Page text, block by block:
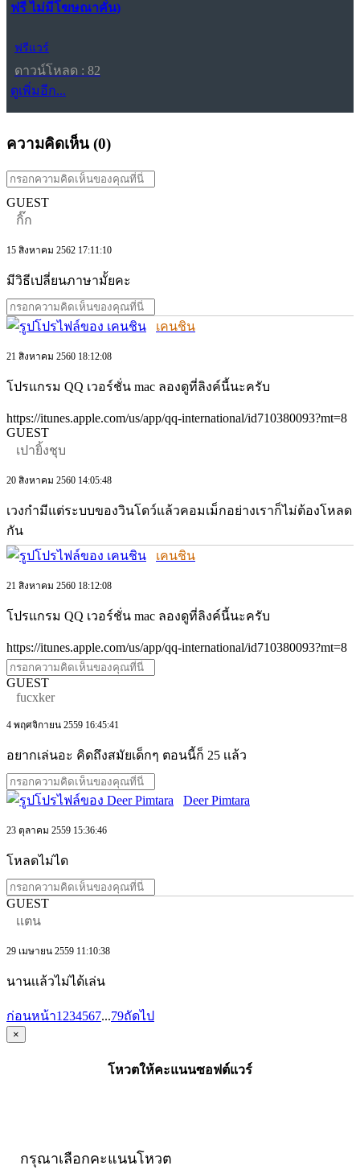
ฟรี ไม่มีโฆษณาคั่น)
ฟรีแวร์
ดาวน์โหลด : 82
ดูเพิ่มอีก...
ความคิดเห็น (0)
GUEST
กิ๊ก
15 สิงหาคม 2562 17:11:10
มีวิธีเปลี่ยนภาษามั้ยคะ
เคนชิน
21 สิงหาคม 2560 18:12:08
โปรแกรม QQ เวอร์ชั่น mac ลองดูที่ลิงค์นี้นะครับ
https://itunes.apple.com/us/app/qq-international/id710380093?mt=8
GUEST
เปายิ้งชุบ
20 สิงหาคม 2560 14:05:48
เวงกำมีแต่ระบบของวินโดว์แล้วคอมเม็กอย่างเราก็ไม่ต้องโหลด
กัน
เคนชิน
21 สิงหาคม 2560 18:12:08
โปรแกรม QQ เวอร์ชั่น mac ลองดูที่ลิงค์นี้นะครับ
https://itunes.apple.com/us/app/qq-international/id710380093?mt=8
GUEST
fucxker
4 พฤศจิกายน 2559 16:45:41
อยากเล่นอะ คิดถึงสมัยเด็กๆ ตอนนี้ก็ 25 เเล้ว
Deer Pimtara
23 ตุลาคม 2559 15:36:46
โหลดไม่ได
GUEST
เเตน
29 เมษายน 2559 11:10:38
นานเเล้วไม่ได้เล่น
ก่อนหน้า1 234567...79ถัดไป
×
โหวตให้คะแนนซอฟต์แวร์
กรุณาเลือกคะแนนโหวต